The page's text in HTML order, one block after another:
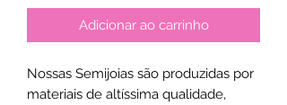
Adicionar ao carrinho
Nossas Semijoias são produzidas por
materiais de altíssima qualidade,